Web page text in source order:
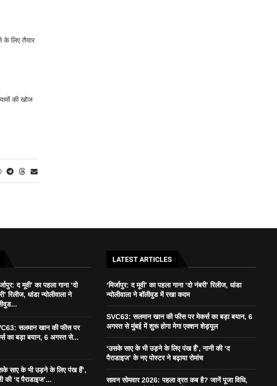
के लिए तैयार
की खोज
द मूवी’ का पहला गाना ‘दो
रिलीज, धांडा न्योलीवाला ने
सलमान खान की फीस पर
का बड़ा बयान, 6 अगस्त से...
साए के भी उड़ने के लिए पंख हैं’,
की ‘द पैराडाइज’...
LATEST ARTICLES
‘मिर्जापुर: द मूवी’ का पहला गाना ‘दो नंबरी’ रिलीज, धांडा
न्योलीवाला ने बॉलीवुड में रखा कदम
SVC63: सलमान खान की फीस पर मेकर्स का बड़ा बयान, 6
अगस्त से मुंबई में शुरू होगा मेगा एक्शन शेड्यूल
‘उसके साए के भी उड़ने के लिए पंख हैं’, नानी की ‘द
पैराडाइज’ के नए पोस्टर ने बढ़ाया रोमांच
सावन सोमवार 2026: पहला व्रत कब है? जानें पूजा विधि,